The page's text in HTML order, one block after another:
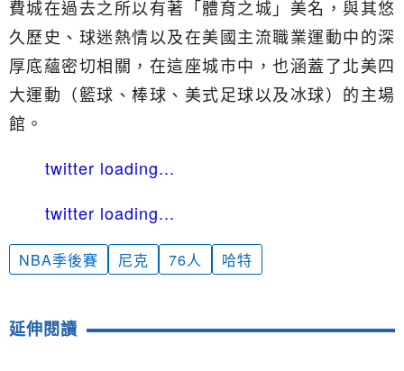
費城在過去之所以有著「體育之城」美名，與其悠
久歷史、球迷熱情以及在美國主流職業運動中的深
厚底蘊密切相關，在這座城市中，也涵蓋了北美四
大運動（籃球、棒球、美式足球以及冰球）的主場
館。
twitter loading...
twitter loading...
NBA季後賽 尼克 76人 哈特
延伸閱讀